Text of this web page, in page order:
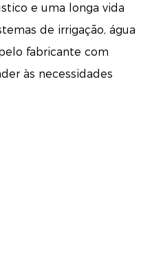
e uma longa vida
de irrigação, água
fabricante com
às necessidades